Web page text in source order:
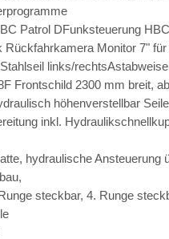
Patrol DFunksteuerung
Rückfahrkamera Monitor 7"
links/
Frontschild 2300 mm breit,
höhenverstellbar
inkl.
hydraulische
steckbar, 4. Runge